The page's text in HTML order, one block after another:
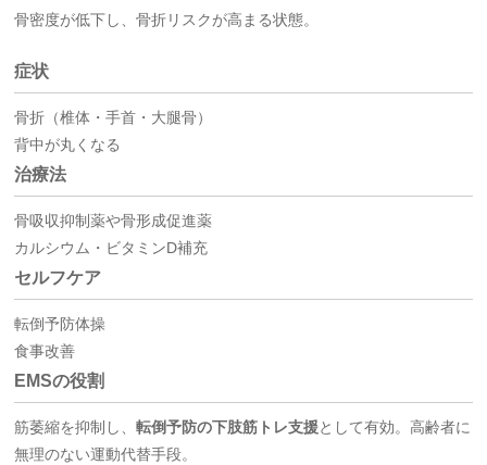
骨密度が低下し、骨折リスクが高まる状態。
症状
骨折（椎体・手首・大腿骨）
背中が丸くなる
治療法
骨吸収抑制薬や骨形成促進薬
カルシウム・ビタミンD補充
セルフケア
転倒予防体操
食事改善
EMSの役割
筋萎縮を抑制し、転倒予防の下肢筋トレ支援として有効。高齢者に
無理のない運動代替手段。